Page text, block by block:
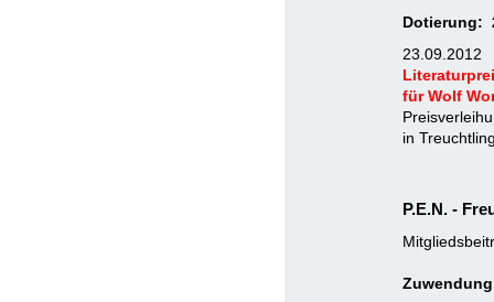
Dotierung:
23.09.2012
für Wolf
in
P.E.N. -